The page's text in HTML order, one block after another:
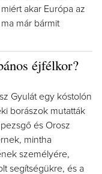
akar Európa az
már bármit
éjfélkor?
Gyulát egy kóstolón
borászok mutatták
és Orosz
mintha
személyére,
segítségükre, és a